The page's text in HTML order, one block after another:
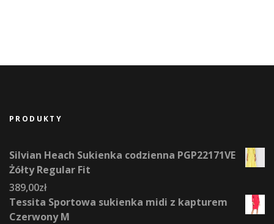
PRODUKTY
Silvian Heach Sukienka codzienna PGP22171VE
Żółty Regular Fit
389,00zł
Tessita Sportowa sukienka midi z kapturem
Czerwony M